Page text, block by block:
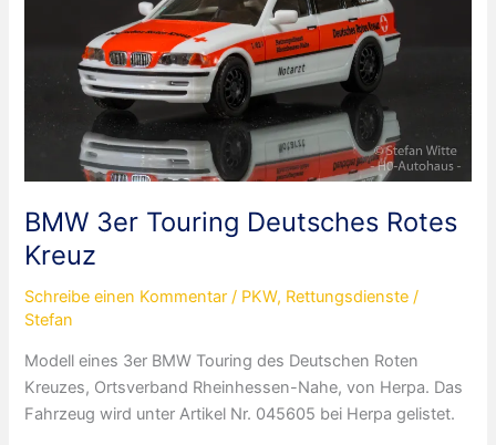
BMW 3er Touring Deutsches Rotes
Kreuz
Schreibe einen Kommentar / PKW, Rettungsdienste /
Stefan
Modell eines 3er BMW Touring des Deutschen Roten
Kreuzes, Ortsverband Rheinhessen-Nahe, von Herpa. Das
Fahrzeug wird unter Artikel Nr. 045605 bei Herpa gelistet.